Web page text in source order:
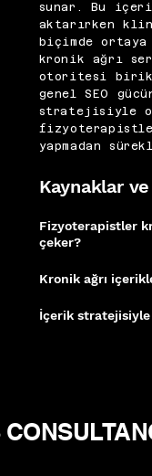
Kaynaklar ve
Fizyoterapistler
çeker?
Kronik ağrı
İçerik stratejisiyle
sunar. Bu
aktarırken
biçimde ortaya
kronik ağrı
otoritesi
genel SEO
stratejisiyle
yapmadan